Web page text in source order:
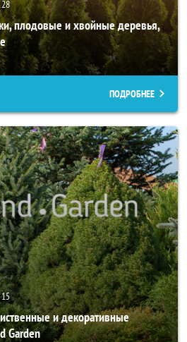
28
плодовые и хвойные деревья,
ПОДРОБНЕЕ
15
и декоративные
Garden